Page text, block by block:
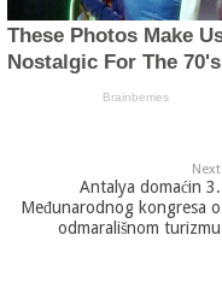
Next
Antalya domaćin 3.
Međunarodnog kongresa o
odmarališnom turizmu